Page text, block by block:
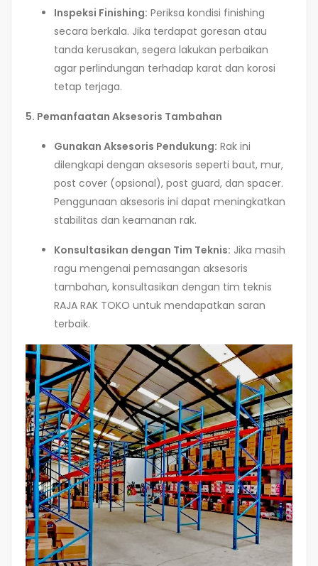
Inspeksi Finishing: Periksa kondisi finishing
secara berkala. Jika terdapat goresan atau
tanda kerusakan, segera lakukan perbaikan
agar perlindungan terhadap karat dan korosi
tetap terjaga.
5. Pemanfaatan Aksesoris Tambahan
Gunakan Aksesoris Pendukung: Rak ini
dilengkapi dengan aksesoris seperti baut, mur,
post cover (opsional), post guard, dan spacer.
Penggunaan aksesoris ini dapat meningkatkan
stabilitas dan keamanan rak.
Konsultasikan dengan Tim Teknis: Jika masih
ragu mengenai pemasangan aksesoris
tambahan, konsultasikan dengan tim teknis
RAJA RAK TOKO untuk mendapatkan saran
terbaik.